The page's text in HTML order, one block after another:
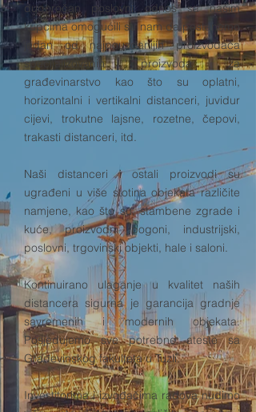
dugoročan poslovni odnos sa našim
kupcima omogućili su nam da postanemo
jedan od najpouzdanijih proizvođača
specijalizovanih proizvoda za
građevinarstvo kao što su oplatni,
horizontalni i vertikalni distanceri, juvidur
cijevi, trokutne lajsne, rozetne, čepovi,
trakasti distanceri, itd.
Naši distanceri i ostali proizvodi su
ugrađeni u više stotina objekata različite
namjene, kao što su, stambene zgrade i
kuće, proizvodni pogoni, industrijski,
poslovni, trgovinski objekti, hale i saloni.
Kontinuirano ulaganje u kvalitet naših
distancera sigurna je garancija gradnje
savremenih i modernih objekata.
Posjedujemo sve potrebne ateste sa
Građevinskog fakulteta u Tuzli.
Investitorima i izvođačima radova nudimo